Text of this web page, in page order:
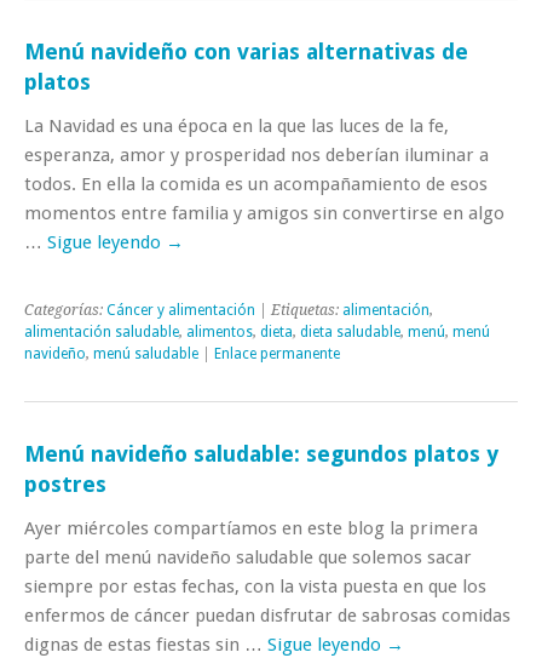
Menú navideño con varias alternativas de
platos
La Navidad es una época en la que las luces de la fe,
esperanza, amor y prosperidad nos deberían iluminar a
todos. En ella la comida es un acompañamiento de esos
momentos entre familia y amigos sin convertirse en algo
… Sigue leyendo →
Categorías: Cáncer y alimentación | Etiquetas: alimentación,
alimentación saludable, alimentos, dieta, dieta saludable, menú, menú
navideño, menú saludable Enlace permanente
Menú navideño saludable: segundos platos y
postres
Ayer miércoles compartíamos en este blog la primera
parte del menú navideño saludable que solemos sacar
siempre por estas fechas, con la vista puesta en que los
enfermos de cáncer puedan disfrutar de sabrosas comidas
dignas de estas fiestas sin … Sigue leyendo →